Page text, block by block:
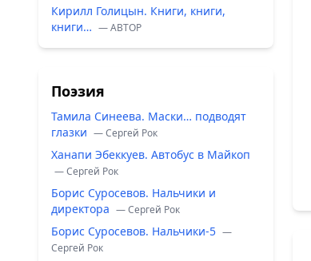
Кирилл Голицын. Книги, книги,
книги… — ABTOP
Поэзия
Тамила Синеева. Маски… подводят
глазки — Сергей Рок
Ханапи Эбеккуев. Автобус в Майкоп
— Сергей Рок
Борис Суросевов. Нальчики и
директора — Сергей Рок
Борис Суросевов. Нальчики-5 —
Сергей Рок